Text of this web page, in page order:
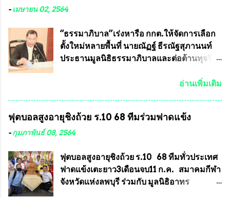
ได้รับการผลิตในประเทศลดการนำเข้าโดยเด็ด
ประเทศได้ โดยทีมทนายความและทีม
งา...
หลวงพ่อคูณ มีการจัดสร้างไว้มากมายหลาย
การบรรจุพระเครื่องหลวงพ่อพัฒน์ ให้มีการ
ประกวดแบบถาวรบ้าง ก็คงจะมีการคัดเลือก
เพียงบางรุ่นเช่นกัน เนื่องจากพระเครื่องหลวง
เดียวกับพระเครื่องหลวงพ่อคูณ ซึ่งท่านนายก
คุณสมบัติชัดเจนดังนี้ 1.)พระทุกองค์จะต้อง
ตอกโค๊ตและรันหมายเลข (พร้อมทั้งมีการทำ
ประกาศจำนวนการจัดสร้างให้ชัดเจน ว่าสร้าง
จำนวนเท่าไหร่ (เพื่อป้องกันการปั๊มเสริมใน
ภายหลัง) 3.)มีวัตถุประสงค์ที...
-เมษายน 02, 2564
“ธรรมาภิบาล”เร่งหารือ กกต.ให้จัดการเลือก
ตั้งใหม่หลายพื้นที่ นายณัฏฐ์ ธีรณัฐสุภานนท์
ประธานมูลนิธิธรรมาภิบาลและต่อต้านทุจริต
สมาชิกสภาเทศบาลทั่วประเทศเมื่อวันที่ 28
ทำความผิดกฎหมายการเลือกตั้ง นายณัฏฐ์ ธีร
ณัฐสุภานนท์ เปิดเผยว่า “ยกตัวอย่างในเขต
การเลือกตั้งต้องแสวงหาข้อเท็จจริงและดำเนิน
การจัดให้มีการเลือกตั้งใหม่ เพราะมีการร้อง
เรียนการกระทำความผิดกฎหมายการเลือกตั้ง
อ่านเพิ่มเติม
ฟุตบอลสูงอายุชิงถ้วย ร.10 68 ทีมร่วมฟาดแข้ง
-กุมภาพันธ์ 08, 2564
ฟุตบอลสูงอายุชิงถ้วย ร.10 68 ทีมทั่วประเทศ
ฟาดแข้งเตะยาว3เดือนจบ11 ก.ค. สมาคมกีฬา
จังหวัดแห่งลพบุรี ร่วมกับ มูลนิธิอาทร